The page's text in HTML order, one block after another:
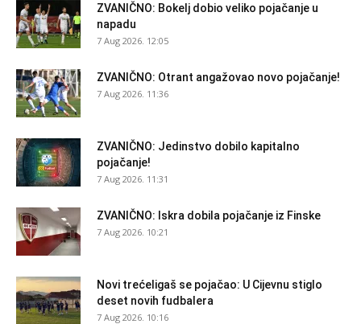
ZVANIČNO: Bokelj dobio veliko pojačanje u
napadu
7 Aug 2026. 12:05
ZVANIČNO: Otrant angažovao novo pojačanje!
7 Aug 2026. 11:36
ZVANIČNO: Jedinstvo dobilo kapitalno
pojačanje!
7 Aug 2026. 11:31
ZVANIČNO: Iskra dobila pojačanje iz Finske
7 Aug 2026. 10:21
Novi trećeligaš se pojačao: U Cijevnu stiglo
deset novih fudbalera
7 Aug 2026. 10:16